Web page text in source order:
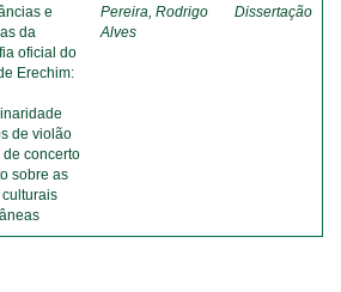
e
da
oficial do
Erechim:
de violão
concerto
sobre as
Pereira, Rodrigo
Alves
Dissertação